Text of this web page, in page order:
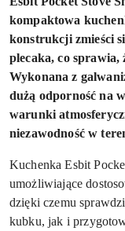
kompaktowa
konstrukcji zmieści
plecaka, co sprawia,
Wykonana z
dużą odporność na
warunki
niezawodność w
Kuchenka Esbit
umożliwiające
dzięki czemu
kubku, jak i